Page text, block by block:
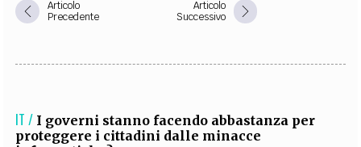
Articolo
Precedente
Articolo
Successivo
IT / I governi stanno facendo abbastanza per
proteggere i cittadini dalle minacce